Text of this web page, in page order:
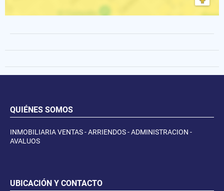
QUIÉNES SOMOS
INMOBILIARIA VENTAS - ARRIENDOS - ADMINISTRACION -
AVALUOS
UBICACIÓN Y CONTACTO